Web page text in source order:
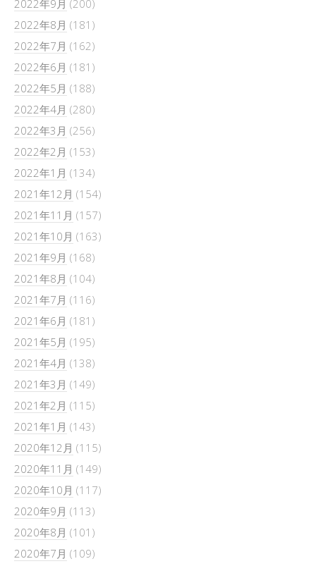
2022年9月 (200)
2022年8月 (181)
2022年7月 (162)
2022年6月 (181)
2022年5月 (188)
2022年4月 (280)
2022年3月 (256)
2022年2月 (153)
2022年1月 (134)
2021年12月 (154)
2021年11月 (157)
2021年10月 (163)
2021年9月 (168)
2021年8月 (104)
2021年7月 (116)
2021年6月 (181)
2021年5月 (195)
2021年4月 (138)
2021年3月 (149)
2021年2月 (115)
2021年1月 (143)
2020年12月 (115)
2020年11月 (149)
2020年10月 (117)
2020年9月 (113)
2020年8月 (101)
2020年7月 (109)